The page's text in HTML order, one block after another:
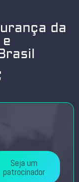
da
e
Seja um
patrocinador